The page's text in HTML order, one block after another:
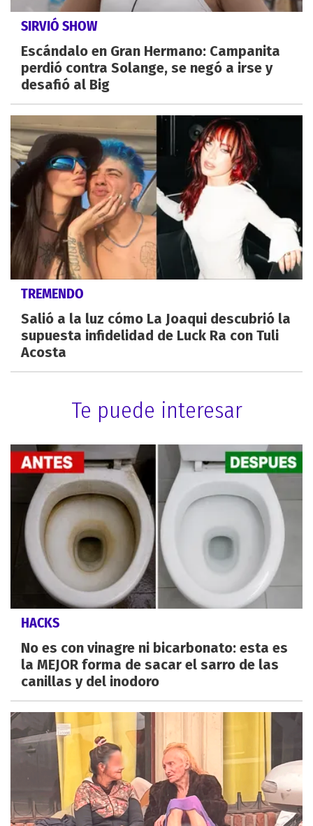
SIRVIÓ SHOW
Escándalo en Gran Hermano: Campanita
perdió contra Solange, se negó a irse y
desafió al Big
TREMENDO
Salió a la luz cómo La Joaqui descubrió la
supuesta infidelidad de Luck Ra con Tuli
Acosta
Te puede interesar
HACKS
No es con vinagre ni bicarbonato: esta es
la MEJOR forma de sacar el sarro de las
canillas y del inodoro